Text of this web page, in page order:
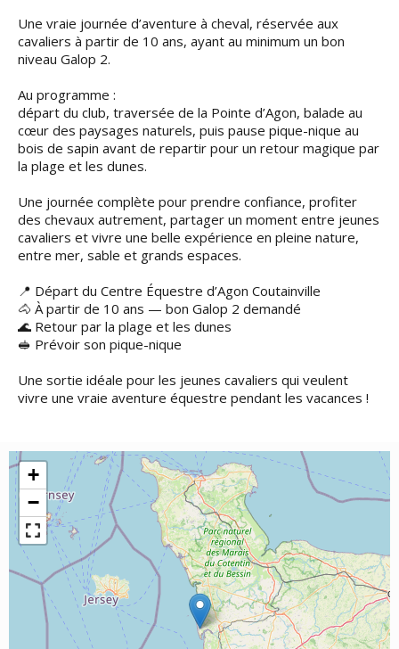
Une vraie journée d’aventure à cheval, réservée aux
cavaliers à partir de 10 ans, ayant au minimum un bon
niveau Galop 2.
Au programme :
départ du club, traversée de la Pointe d’Agon, balade au
cœur des paysages naturels, puis pause pique-nique au
bois de sapin avant de repartir pour un retour magique par
la plage et les dunes.
Une journée complète pour prendre confiance, profiter
des chevaux autrement, partager un moment entre jeunes
cavaliers et vivre une belle expérience en pleine nature,
entre mer, sable et grands espaces.
📍 Départ du Centre Équestre d’Agon Coutainville
🐴 À partir de 10 ans — bon Galop 2 demandé
🌊 Retour par la plage et les dunes
🥪 Prévoir son pique-nique
Une sortie idéale pour les jeunes cavaliers qui veulent
vivre une vraie aventure équestre pendant les vacances !
+
−